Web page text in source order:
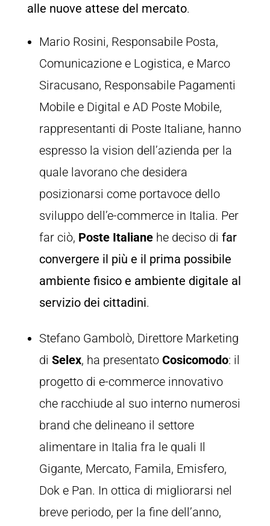
alle nuove attese del mercato.
Mario Rosini, Responsabile Posta,
Comunicazione e Logistica, e Marco
Siracusano, Responsabile Pagamenti
Mobile e Digital e AD Poste Mobile,
rappresentanti di Poste Italiane, hanno
espresso la vision dell’azienda per la
quale lavorano che desidera
posizionarsi come portavoce dello
sviluppo dell’e-commerce in Italia. Per
far ciò, Poste Italianehe deciso di far
convergere il più e il prima possibile
ambiente fisico e ambiente digitale al
servizio dei cittadini.
Stefano Gambolò, Direttore Marketing
di Selex, ha presentato Cosicomodo: il
progetto di e-commerce innovativo
che racchiude al suo interno numerosi
brand che delineano il settore
alimentare in Italia fra le quali Il
Gigante, Mercato, Famila, Emisfero,
Dok e Pan. In ottica di migliorarsi nel
breve periodo, per la fine dell’anno,